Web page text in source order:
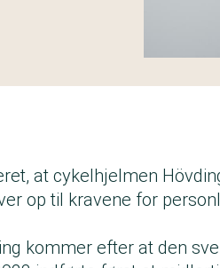
at cykelhjelmen
op til kravene for
kommer efter at den